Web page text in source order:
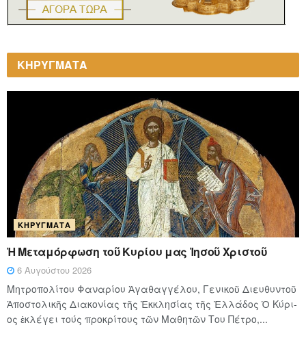
ΚΗΡΥΓΜΑΤΑ
ΚΗΡΎΓΜΑΤΑ
Ἡ Μεταμόρφωση τοῦ Κυρίου μας Ἰησοῦ Χριστοῦ
6 Αυγούστου 2026
Μητροπολίτου Φαναρίου Ἀγαθαγγέλου, Γενικοῦ Διευθυντοῦ
Ἀποστολικῆς Διακονίας τῆς Ἐκκλησίας τῆς Ἑλλάδος Ὁ Κύ­ρι­
ος ἐκλέγει τούς προ­κρί­τους τῶν Μα­θη­τῶν Του Πέ­τρο,...